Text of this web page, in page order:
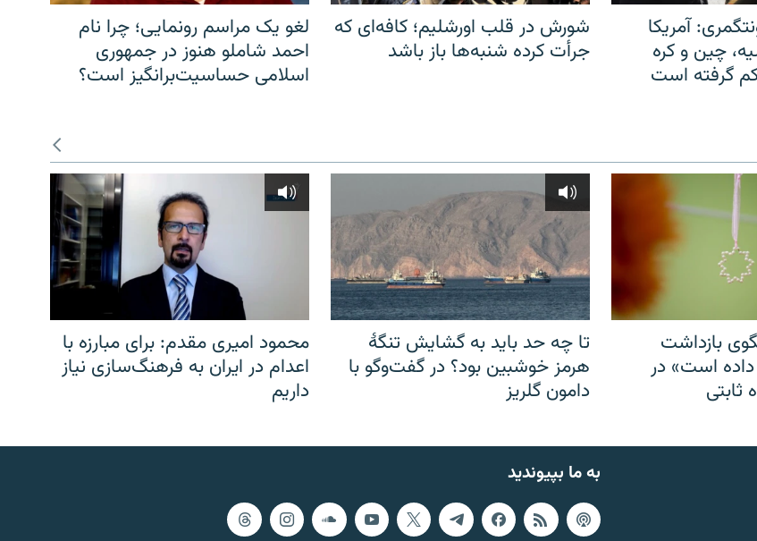
آمریکا
چین و کره
گرفته است
شورش در قلب اورشلیم؛ کافه‌ای که
جرأت کرده شنبه‌ها باز باشد
لغو یک مراسم رونمایی؛ چرا نام
احمد شاملو هنوز در جمهوری
اسلامی حساسیت‌برانگیز است؟
بازداشت
داده است» در
ثابتی
تا چه حد باید به گشایش تنگهٔ
هرمز خوشبین بود؟ در گفت‌وگو با
دامون گلریز
محمود امیری مقدم: برای مبارزه با
اعدام در ایران به فرهنگ‌سازی نیاز
داریم
به ما بپیوندید